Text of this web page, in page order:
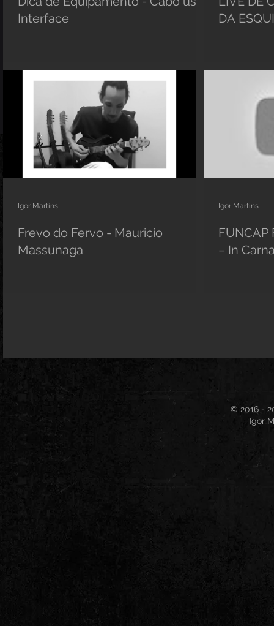
Interface
DA
Frevo do Fervo - Mauricio
Massunaga
Igor Martins
– In
Igor Martins
© 2016 -
Igor